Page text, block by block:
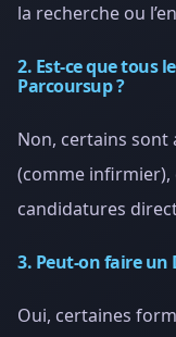
la recherche ou
2. Est-ce que tous
Parcoursup ?
Non, certains sont
(comme infirmier),
candidatures
3. Peut-on faire un
Oui, certaines